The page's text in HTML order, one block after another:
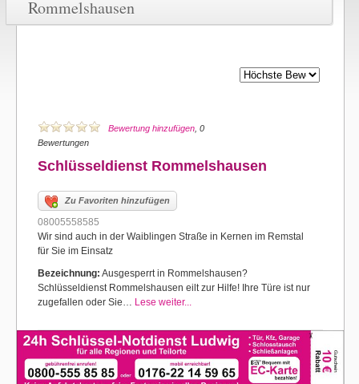
Rommelshausen
Bewertung hinzufügen , 0
Bewertungen
Schlüsseldienst Rommelshausen
Zu Favoriten hinzufügen
08005558585
Wir sind auch in der Waiblingen Straße in Kernen im Remstal
für Sie im Einsatz
Bezeichnung: Ausgesperrt in Rommelshausen?
Schlüsseldienst Rommelshausen eilt zur Hilfe! Ihre Türe ist nur
zugefallen oder Sie… Lese weiter...